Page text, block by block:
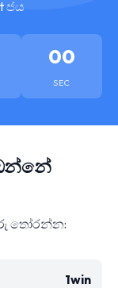
ජය
00
SEC
තෝරන්න:
1win